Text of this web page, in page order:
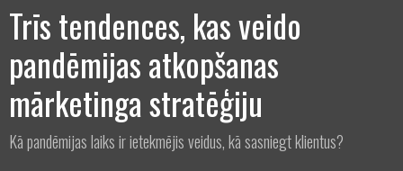
Trīs tendences, kas veido
pandēmijas atkopšanas
mārketinga stratēģiju
Kā pandēmijas laiks ir ietekmējis veidus, kā sasniegt klientus?